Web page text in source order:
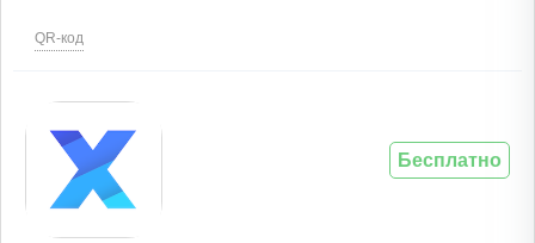
QR-код
Бесплатно